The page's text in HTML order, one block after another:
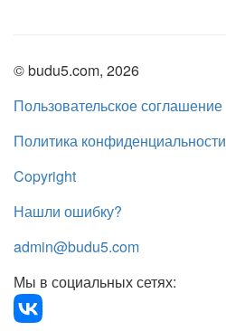
© budu5.com, 2026
Пользовательское соглашение
Политика конфиденциальности
Copyright
Нашли ошибку?
admin@budu5.com
Мы в социальных сетях: